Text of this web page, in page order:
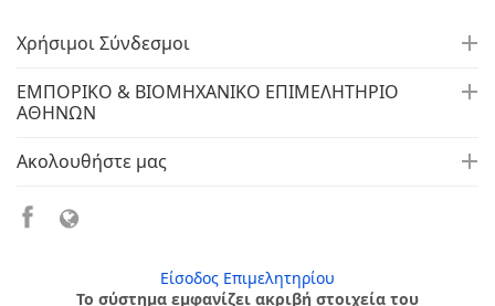
Χρήσιμοι Σύνδεσμοι
ΕΜΠΟΡΙΚΟ & ΒΙΟΜΗΧΑΝΙΚΟ ΕΠΙΜΕΛΗΤΗΡΙΟ
ΑΘΗΝΩΝ
Ακολουθήστε μας
Είσοδος Επιμελητηρίου
Το σύστημα εμφανίζει ακριβή στοιχεία του